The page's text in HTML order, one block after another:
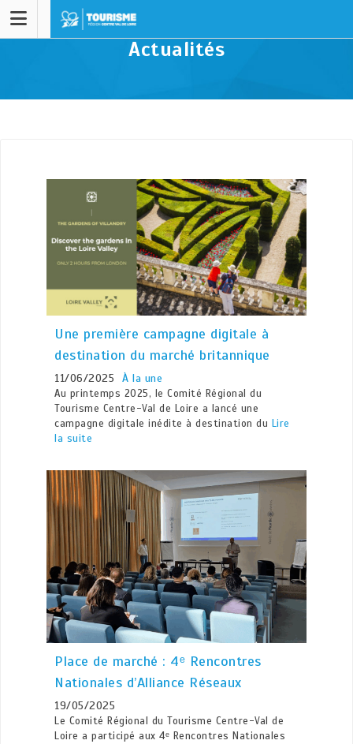
Actualités
Une première campagne digitale à
destination du marché britannique
11/06/2025 À la une
Au printemps 2025, le Comité Régional du
Tourisme Centre-Val de Loire a lancé une
campagne digitale inédite à destination du Lire
la suite
Place de marché : 4ᵉ Rencontres
Nationales d’Alliance Réseaux
19/05/2025
Le Comité Régional du Tourisme Centre-Val de
Loire a participé aux 4ᵉ Rencontres Nationales